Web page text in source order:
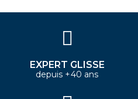
EXPERT GLISSE
depuis +40 ans